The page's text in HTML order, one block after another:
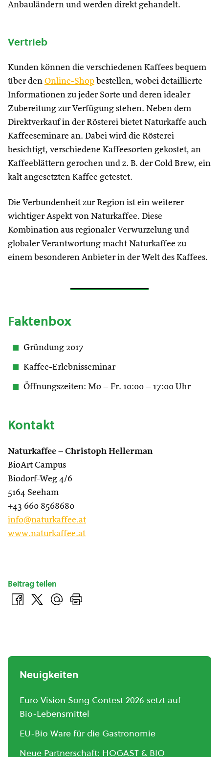
Anbauländern und werden direkt gehandelt.
Vertrieb
Kunden können die verschiedenen Kaffees bequem
über den Online-Shop bestellen, wobei detaillierte
Informationen zu jeder Sorte und deren idealer
Zubereitung zur Verfügung stehen​. Neben dem
Direktverkauf in der Rösterei bietet Naturkaffe auch
Kaffeeseminare an. Dabei wird die Rösterei
besichtigt, verschiedene Kaffeesorten gekostet, an
Kaffeeblättern gerochen und z. B. der Cold Brew, ein
kalt angesetzten Kaffee getestet.
Die Verbundenheit zur Region ist ein weiterer
wichtiger Aspekt von Naturkaffee. Diese
Kombination aus regionaler Verwurzelung und
globaler Verantwortung macht Naturkaffee zu
einem besonderen Anbieter in der Welt des Kaffees.
Faktenbox
Gründung 2017
Kaffee-Erlebnisseminar
Öffnungszeiten: Mo – Fr. 10:00 – 17:00 Uhr
Kontakt
Naturkaffee – Christoph Hellerman
BioArt Campus
Biodorf-Weg 4/6
5164 Seeham
+43 660 8568680
info@naturkaffee.at
www.naturkaffee.at
Beitrag teilen
Neuigkeiten
Euro Vision Song Contest 2026 setzt auf
Bio-Lebensmittel
EU-Bio Ware für die Gastronomie
Neue Partnerschaft: HOGAST & BIO